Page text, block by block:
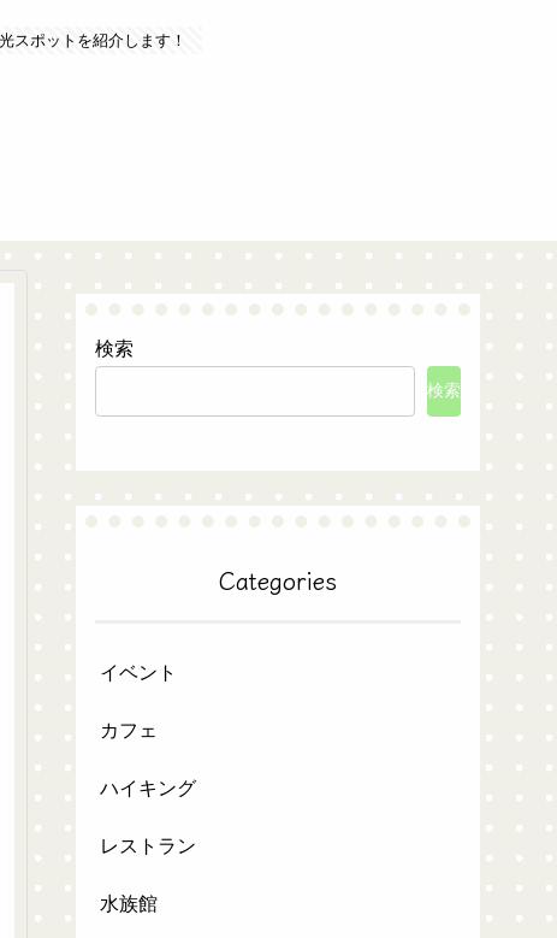
スポットを紹介します！
検索
検索
Categories
イベント
カフェ
ハイキング
レストラン
水族館